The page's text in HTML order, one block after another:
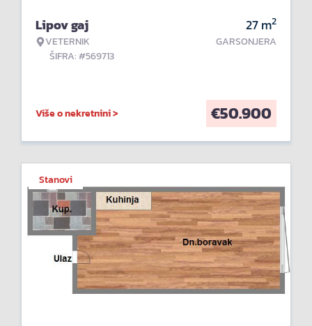
Lipov gaj
VETERNIK
ŠIFRA: #569713
27m2
GARSONJERA
Više o nekretnini > €50.900
Stanovi